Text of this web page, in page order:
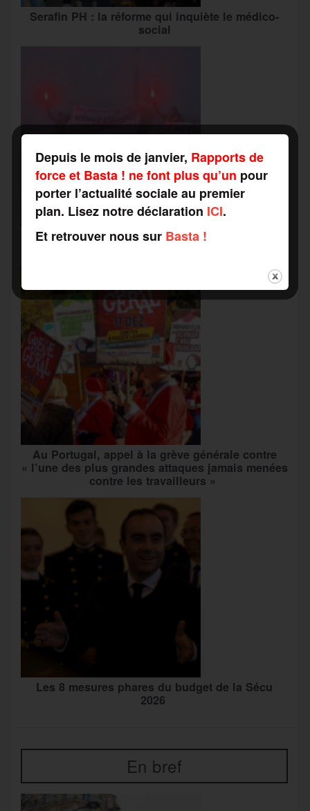
Serafin PH : la réforme qui inquiète le médico-
social
Grève du travail social : vers une « alliance
Au Portugal, appel à la grève générale contre
« l’une des plus grandes attaques jamais menées
contre les travailleurs »
Les 8 mesures phares du budget de la Sécu
2026
En bref
Depuis le mois de janvier, Rapports de
force et Basta ! ne font plus qu’un pour
porter l’actualité sociale au premier
plan. Lisez notre déclaration ICI.
Et retrouver nous sur Basta !